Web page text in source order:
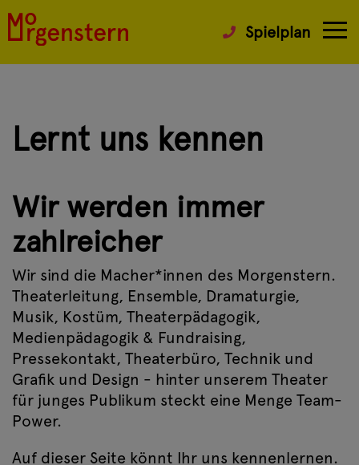
Spielplan
Lernt uns kennen
Wir werden immer
zahlreicher
Wir sind die Macher*innen des Morgenstern.
Theaterleitung, Ensemble, Dramaturgie,
Musik, Kostüm, Theaterpädagogik,
Medienpädagogik & Fundraising,
Pressekontakt, Theaterbüro, Technik und
Grafik und Design - hinter unserem Theater
für junges Publikum steckt eine Menge Team-
Power.
Auf dieser Seite könnt Ihr uns kennenlernen.